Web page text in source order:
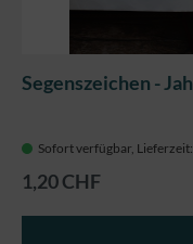
Segenszeichen -
Sofort verfügbar, Lieferzeit:
1,20 CHF